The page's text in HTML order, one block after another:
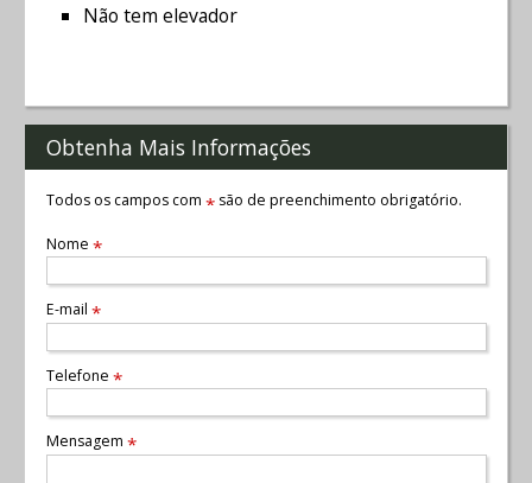
Não tem elevador
Obtenha Mais Informações
Todos os campos com *são de preenchimento obrigatório.
Nome *
E-mail *
Telefone *
Mensagem *